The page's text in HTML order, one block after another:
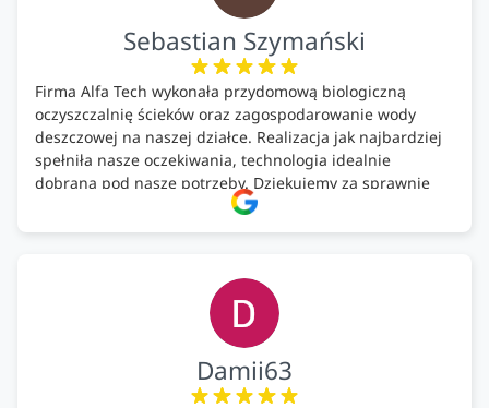
Sebastian Szymański
Firma Alfa Tech wykonała przydomową biologiczną
oczyszczalnię ścieków oraz zagospodarowanie wody
deszczowej na naszej działce. Realizacja jak najbardziej
spełniła nasze oczekiwania, technologia idealnie
dobrana pod nasze potrzeby. Dziękujemy za sprawnie
wykonany montaż w świetnej atmosferze! Polecam!
Damii63